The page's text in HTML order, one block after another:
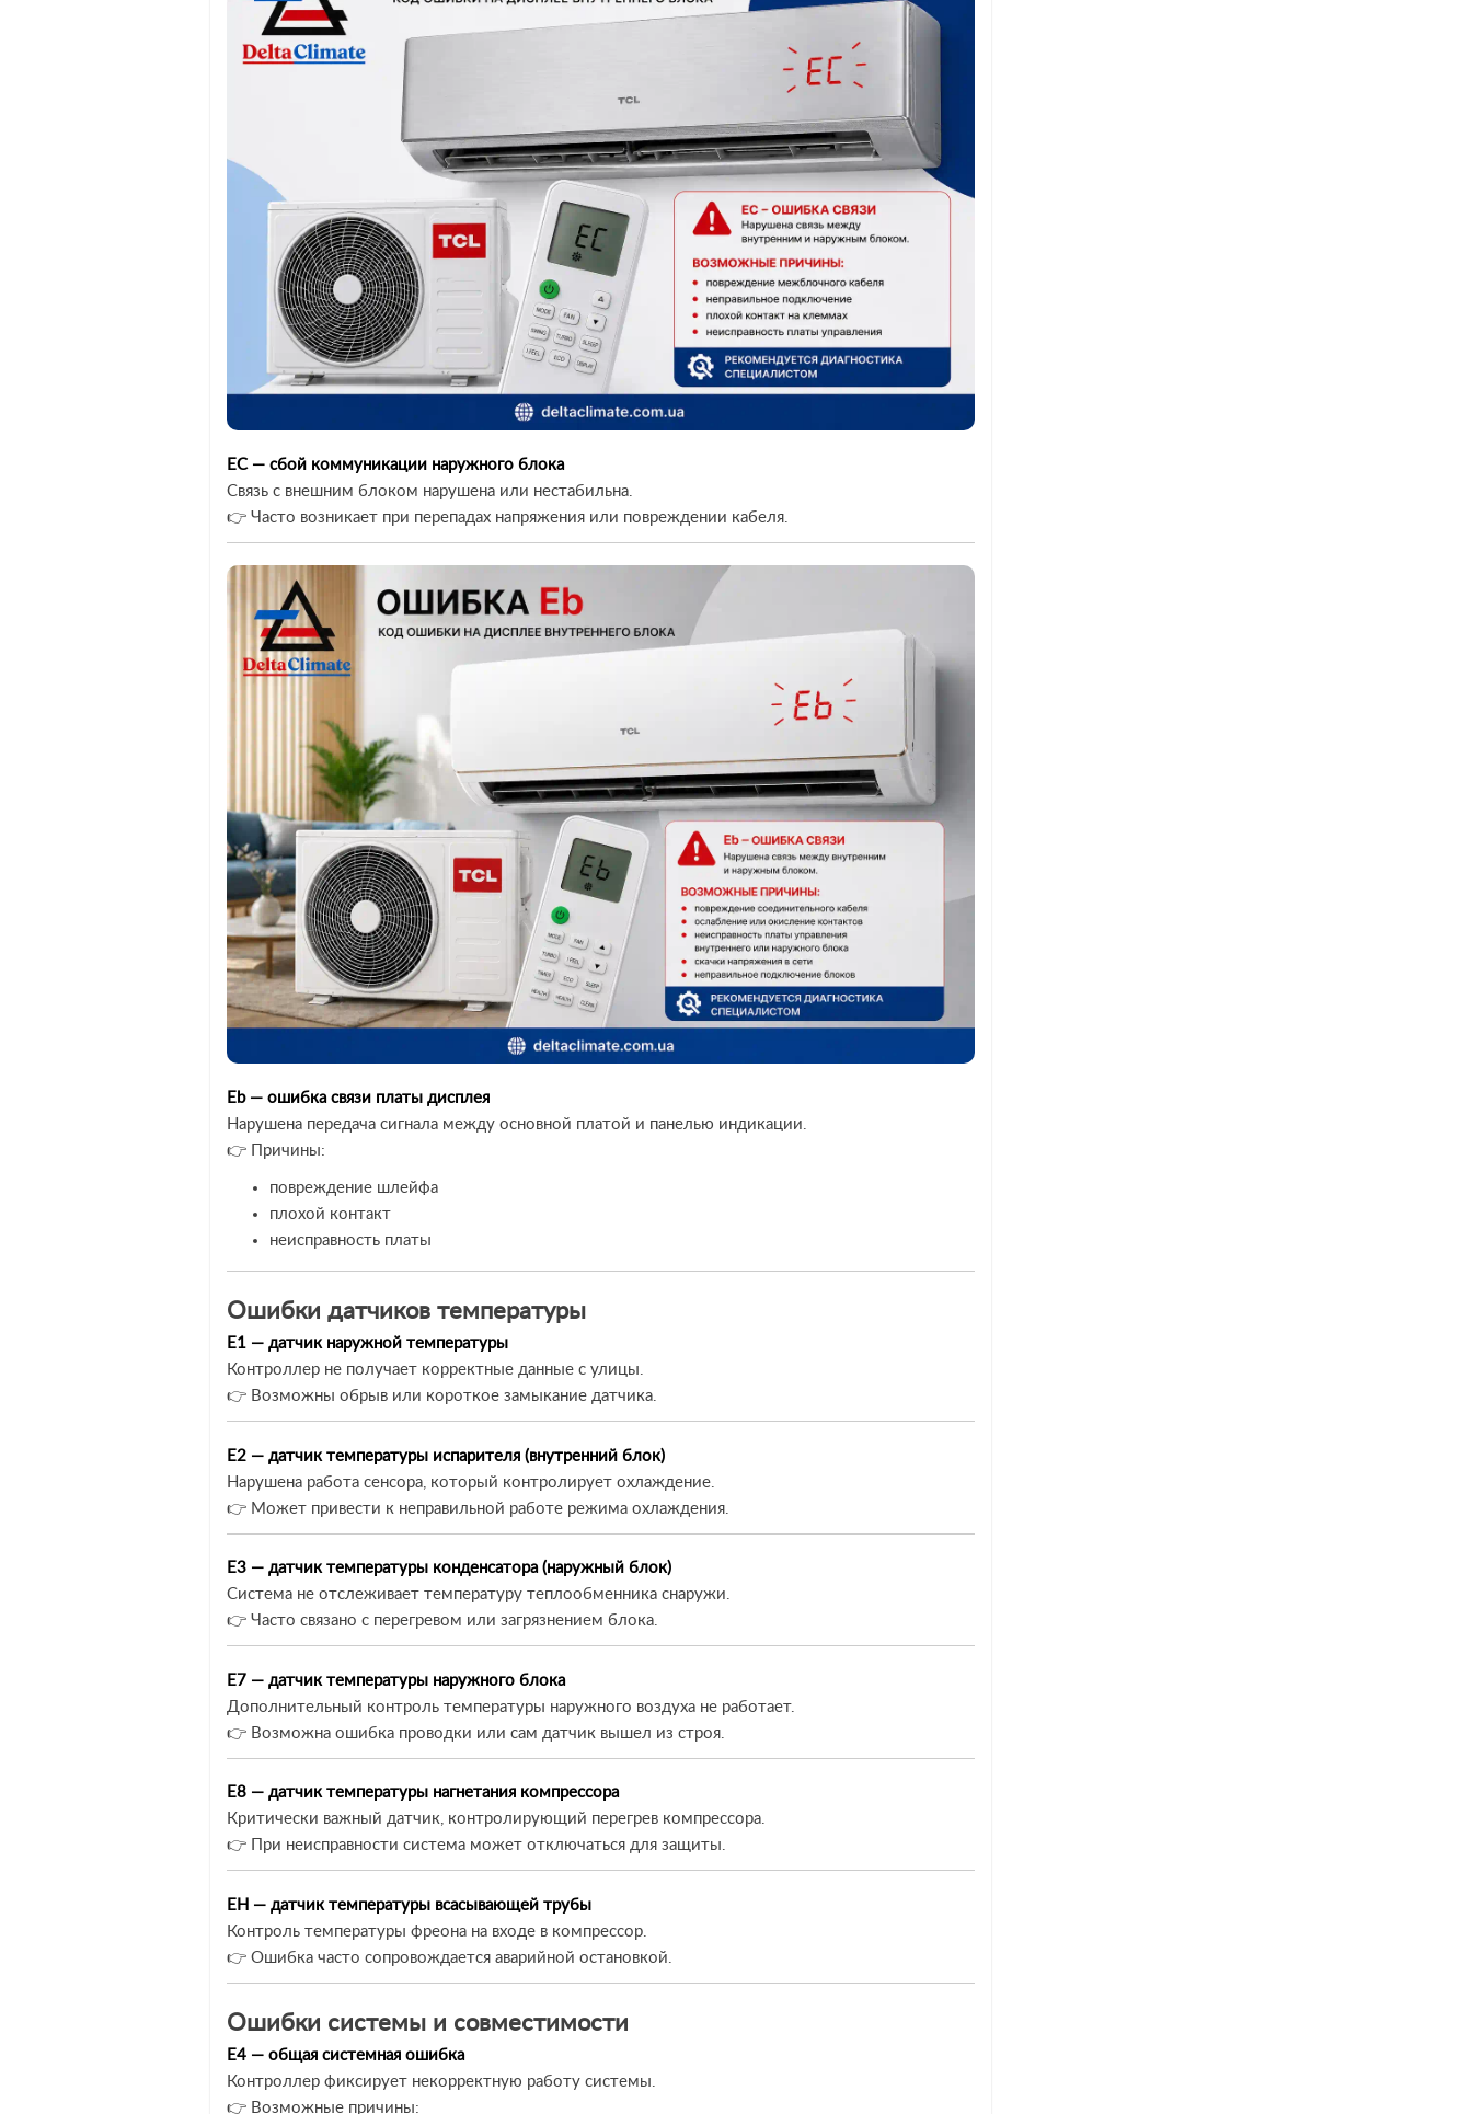
EC — сбой коммуникации наружного блока
Связь с внешним блоком нарушена или нестабильна.
👉 Часто возникает при перепадах напряжения или повреждении кабеля.
Eb — ошибка связи платы дисплея
Нарушена передача сигнала между основной платой и панелью индикации.
👉 Причины:
повреждение шлейфа
плохой контакт
неисправность платы
Ошибки датчиков температуры
E1 — датчик наружной температуры
Контроллер не получает корректные данные с улицы.
👉 Возможны обрыв или короткое замыкание датчика.
E2 — датчик температуры испарителя (внутренний блок)
Нарушена работа сенсора, который контролирует охлаждение.
👉 Может привести к неправильной работе режима охлаждения.
E3 — датчик температуры конденсатора (наружный блок)
Система не отслеживает температуру теплообменника снаружи.
👉 Часто связано с перегревом или загрязнением блока.
E7 — датчик температуры наружного блока
Дополнительный контроль температуры наружного воздуха не работает.
👉 Возможна ошибка проводки или сам датчик вышел из строя.
E8 — датчик температуры нагнетания компрессора
Критически важный датчик, контролирующий перегрев компрессора.
👉 При неисправности система может отключаться для защиты.
EH — датчик температуры всасывающей трубы
Контроль температуры фреона на входе в компрессор.
👉 Ошибка часто сопровождается аварийной остановкой.
Ошибки системы и совместимости
E4 — общая системная ошибка
Контроллер фиксирует некорректную работу системы.
👉 Возможные причины: